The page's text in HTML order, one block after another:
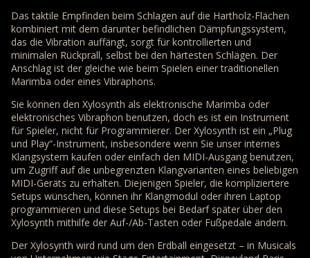
Das taktile Empfinden beim Schlagen auf die Hartholz-Flächen
kombiniert mit dem darunter befindlichen Dämpfungssystem,
das die Vibration auffängt, sorgt für kontrollierten und
minimalen Rückprall, selbst bei den härtesten Schlägen. Der
Anschlag ist der gleiche wie beim Spielen einer traditionellen
Marimba oder eines Vibraphons.
Sie können den Xylosynth als elektronische Marimba oder
elektronisches Vibraphon benutzen, doch es ist ein Instrument
für Spieler, nicht für Programmierer. Der Xylosynth ist ein „Plug
und Play“-Instrument, insbesondere wenn Sie unser internes
Klangsystem kaufen oder einfach den MIDI-Ausgang benutzen,
um Zugriff auf die unbegrenzten Klangvarianten eines beliebigen
MIDI-Geräts zu erhalten. Diejenigen Spieler, die kompliziertere
Setups wünschen, können ihr Klangmodul oder ihren Laptop
programmieren und diese Setups bei Bedarf später über den
Xylosynth mithilfe der Auf-/Ab-Tasten oder Fußpedale ändern.
Der Xylosynth wird rund um den Erdball eingesetzt – in Musicals